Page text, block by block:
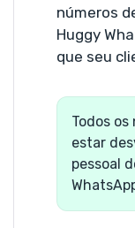
números
Huggy
que seu
Todos
estar
pessoal